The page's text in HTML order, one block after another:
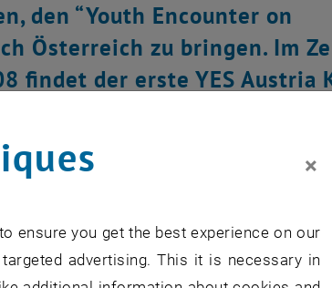
den “Youth Encounter on
Österreich zu bringen. Im
findet der erste YES Austria
Zürich. Die ETHsustainability ist stets
zu bringen, um Fragen bezüglich
Der YES Kurs bietet bereits seit neun
In einem intensiven
×
ensure you get the best experience on our
advertising. This it is necessary in